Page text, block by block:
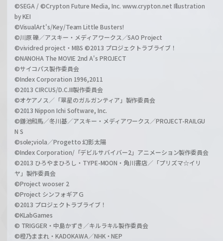
©SEGA / ©Crypton Future Media, Inc. www.crypton.net Illustration
by KEI
©VisualArt's/Key/Team Little Busters!
©川原 礫／アスキー・メディアワークス／SAO Project
©vividred project・MBS ©2013 プロジェクトラブライブ！
©NANOHA The MOVIE 2nd A's PROJECT
©サイコパス製作委員会
©Index Corporation 1996,2011
©2013 CIRCUS/D.C.III製作委員会
©オケアノス／「翠星のガルガンティア」製作委員会
©2013 Nippon Ichi Software, Inc.
©鎌池和馬／冬川基／アスキー・メディアワークス／PROJECT-RAILGU
N S
©sole;viola／Progetto 幻影太陽
©Index Corporation/「デビルサバイバー2」アニメーション製作委員会
©2013 ひろやまひろし・TYPE-MOON・角川書店／「プリズマ☆イリ
ヤ」製作委員会
©Project wooser 2
©Project シンフォギアＧ
©2013 プロジェクトラブライブ！
©KLabGames
© TRIGGER・中島かずき／キルラキル製作委員会
©橙乃ままれ・KADOKAWA／NHK・NEP